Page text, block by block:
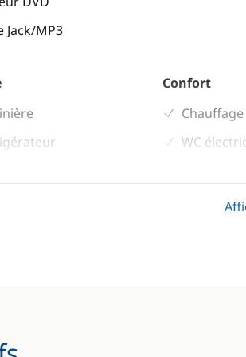
Jack/MP3
Confort
Chauffage
WC